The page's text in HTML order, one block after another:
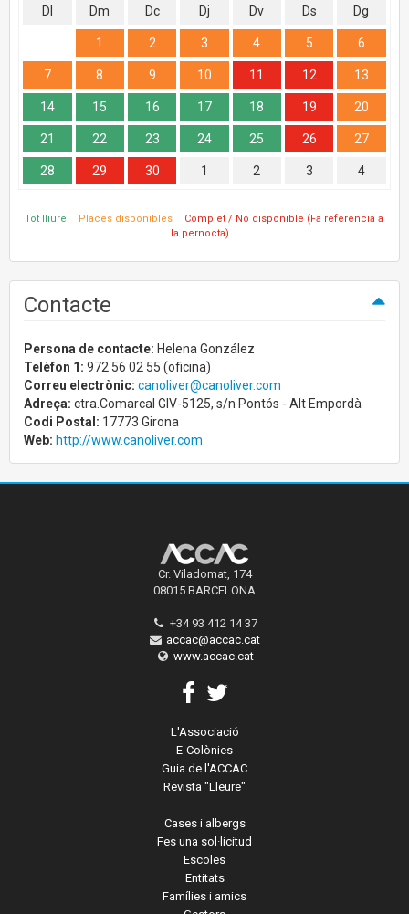
Dl Dm Dc Dj Dv Ds Dg
1 2 3 4 5 6
7 8 9 10 11 12 13
14 15 16 17 18 19 20
21 22 23 24 25 26 27
28 29 30 1 2 3 4
Tot lliure Places disponibles
Complet / No disponible (Fa referència a
la pernocta)
Contacte
Persona de contacte: Helena González
Telèfon 1: 972 56 02 55 (oficina)
Correu electrònic: canoliver@canoliver.com
Adreça: ctra.Comarcal GIV-5125, s/n Pontós - Alt Empordà
Codi Postal: 17773 Girona
Web: http://www.canoliver.com
Cr. Viladomat, 174
08015 BARCELONA
+34 93 412 14 37
accac@accac.cat
www.accac.cat
L'Associació
E-Colònies
Guia de l'ACCAC
Revista "Lleure"
Cases i albergs
Fes una sol·licitud
Escoles
Entitats
Famílies i amics